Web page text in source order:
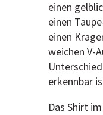
einen
einen
einen
weichen V-
erkennbar
Das Shirt